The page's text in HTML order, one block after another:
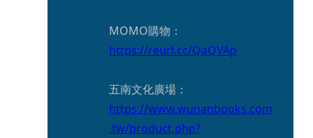
MOMO購物：
https://reurl.cc/QaQVAp
五南文化廣場：
https://www.wunanbooks.com
.tw/product.php?